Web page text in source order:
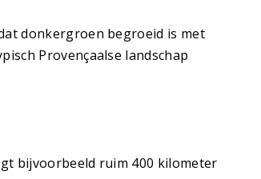
donkergroen begroeid is met
Provençaalse landschap
bijvoorbeeld ruim 400 kilometer